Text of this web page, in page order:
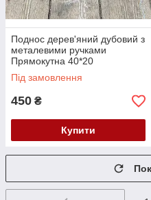
Поднос дерев'яний дубовий з
металевими ручками
Прямокутна 40*20
Під замовлення
450 ₴
Купити